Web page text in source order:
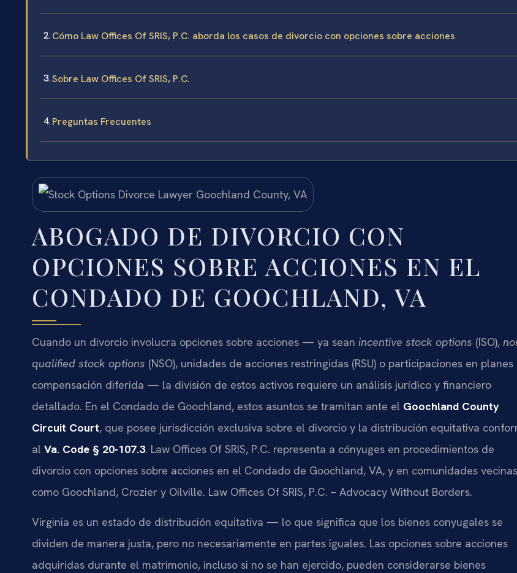
Cómo Law Offices Of SRIS, P.C. aborda los casos de divorcio con opciones sobre acciones
Sobre Law Offices Of SRIS, P.C.
Preguntas Frecuentes
ABOGADO DE DIVORCIO CON
OPCIONES SOBRE ACCIONES EN EL
CONDADO DE GOOCHLAND, VA
Cuando un divorcio involucra opciones sobre acciones — ya sean incentive stock options (ISO),
qualified stock options (NSO), unidades de acciones restringidas (RSU) o participaciones en planes
compensación diferida — la división de estos activos requiere un análisis jurídico y financiero
detallado. En el Condado de Goochland, estos asuntos se tramitan ante el Goochland County
Circuit Court, que posee jurisdicción exclusiva sobre el divorcio y la distribución equitativa
al Va. Code § 20-107.3. Law Offices Of SRIS, P.C. representa a cónyuges en procedimientos de
divorcio con opciones sobre acciones en el Condado de Goochland, VA, y en comunidades vecinas
como Goochland, Crozier y Oilville. Law Offices Of SRIS, P.C. – Advocacy Without Borders.
Virginia es un estado de distribución equitativa — lo que significa que los bienes conyugales se
dividen de manera justa, pero no necesariamente en partes iguales. Las opciones sobre acciones
adquiridas durante el matrimonio, incluso si no se han ejercido, pueden considerarse bienes